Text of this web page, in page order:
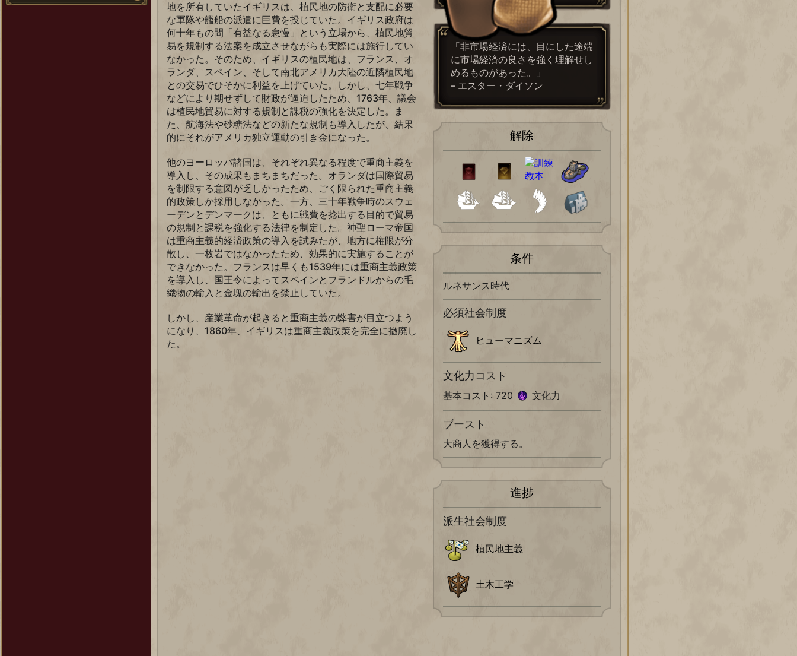
地を所有していたイギリスは、植民地の防衛と支配に必要
な軍隊や艦船の派遣に巨費を投じていた。イギリス政府は
何十年もの間「有益なる怠慢」という立場から、植民地貿
易を規制する法案を成立させながらも実際には施行してい
なかった。そのため、イギリスの植民地は、フランス、オ
ランダ、スペイン、そして南北アメリカ大陸の近隣植民地
との交易でひそかに利益を上げていた。しかし、七年戦争
などにより期せずして財政が逼迫したため、1763年、議会
は植民地貿易に対する規制と課税の強化を決定した。ま
た、航海法や砂糖法などの新たな規制も導入したが、結果
的にそれがアメリカ独立運動の引き金になった。
他のヨーロッパ諸国は、それぞれ異なる程度で重商主義を
導入し、その成果もまちまちだった。オランダは国際貿易
を制限する意図が乏しかったため、ごく限られた重商主義
的政策しか採用しなかった。一方、三十年戦争時のスウェ
ーデンとデンマークは、ともに戦費を捻出する目的で貿易
の規制と課税を強化する法律を制定した。神聖ローマ帝国
は重商主義的経済政策の導入を試みたが、地方に権限が分
散し、一枚岩ではなかったため、効果的に実施することが
できなかった。フランスは早くも1539年には重商主義政策
を導入し、国王令によってスペインとフランドルからの毛
織物の輸入と金塊の輸出を禁止していた。
しかし、産業革命が起きると重商主義の弊害が目立つよう
になり、1860年、イギリスは重商主義政策を完全に撤廃し
た。
「非市場経済には、目にした途端
に市場経済の良さを強く理解せし
めるものがあった。」
– エスター・ダイソン
解除
条件
ルネサンス時代
必須社会制度
ヒューマニズム
文化力コスト
基本コスト: 720 文化力
ブースト
大商人を獲得する。
進捗
派生社会制度
植民地主義
土木工学